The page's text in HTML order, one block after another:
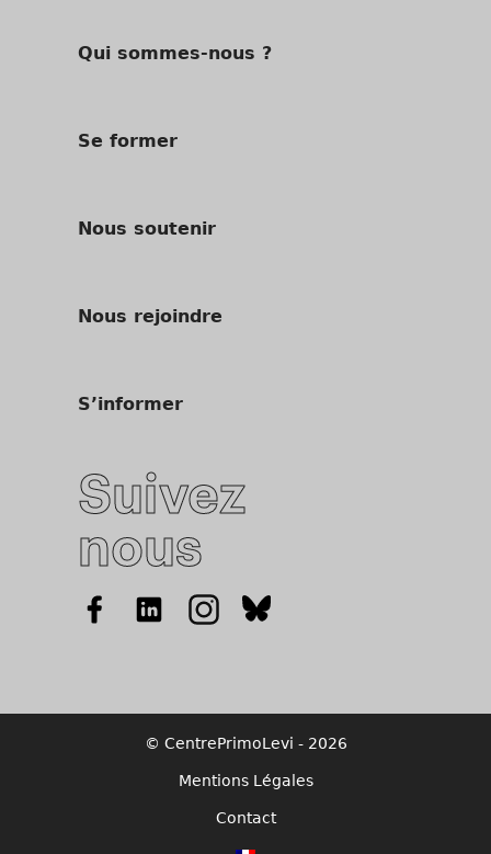
Qui sommes-nous ?
Se former
Nous soutenir
Nous rejoindre
S’informer
Suivez
nous
© CentrePrimoLevi - 2026
Mentions Légales
Contact